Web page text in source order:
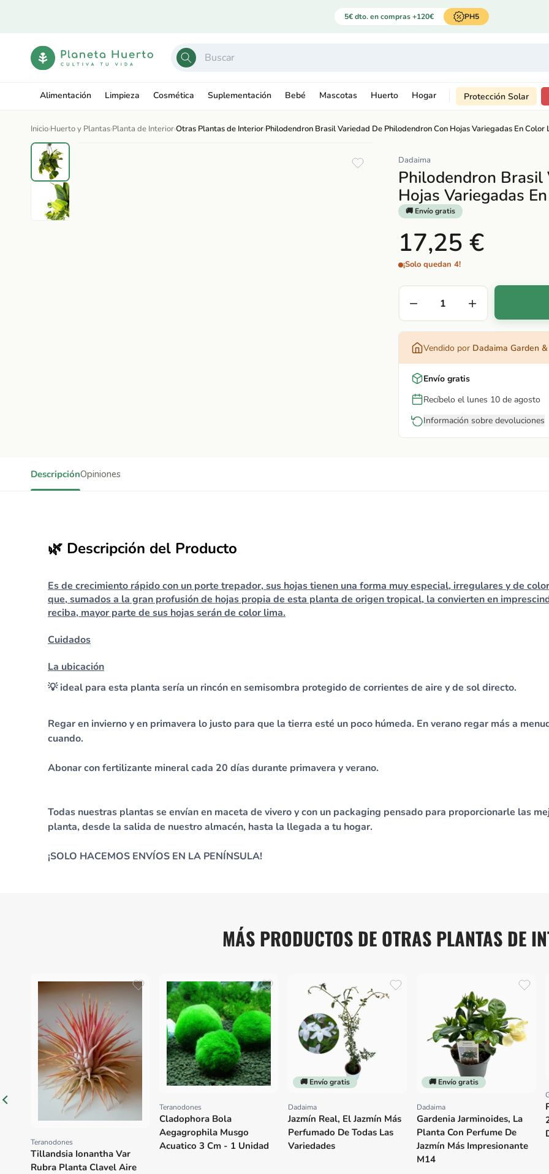
5€ dto. en compras +120€ PH5
Alimentación Limpieza Cosmética Suplementación Bebé Mascotas Huerto Hogar Protección Solar
Inicio›Huerto y Plantas›Planta de Interior›Otras Plantas de Interior›Philodendron Brasil Variedad De Philodendron Con Hojas Variegadas En Color
Ir
Dadaima
Philodendron Brasil
Hojas Variegadas
🚚 Envío gratis
17,25 €
¡Solo quedan 4!
Vendido por Dadaima Garden
Envío gratis
Recíbelo el lunes 10 de agosto
Información sobre devoluciones
DescripciónOpiniones
🌿 Descripción del Producto
Es de crecimiento rápido con un porte trepador, sus hojas tienen una forma muy especial, irregulares y de
que, sumados a la gran profusión de hojas propia de esta planta de origen tropical, la convierten en
reciba, mayor parte de sus hojas serán de color lima.
Cuidados
La ubicación
💡 ideal para esta planta sería un rincón en semisombra protegido de corrientes de aire y de sol directo.
Regar en invierno y en primavera lo justo para que la tierra esté un poco húmeda. En verano regar más a
cuando.
Abonar con fertilizante mineral cada 20 días durante primavera y verano.
Todas nuestras plantas se envían en maceta de vivero y con un packaging pensado para proporcionarle las
planta, desde la salida de nuestro almacén, hasta la llegada a tu hogar.
¡SOLO HACEMOS ENVÍOS EN LA PENÍNSULA!
MÁS PRODUCTOS DE OTRAS PLANTAS DE
Proveedor:
Teranodones
Tillandsia Ionantha Var
Rubra Planta Clavel Aire
Proveedor:
Teranodones
Cladophora Bola
Aegagrophila Musgo
Acuatico 3 Cm - 1 Unidad
🚚 Envío gratis
Proveedor:
Dadaima
Jazmín Real, El Jazmín Más
Perfumado De Todas Las
Variedades
🚚 Envío gratis
Proveedor:
Dadaima
Gardenia Jarminoides, La
Planta Con Perfume De
Jazmín Más Impresionante
M14